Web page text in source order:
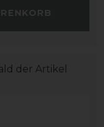
der Artikel